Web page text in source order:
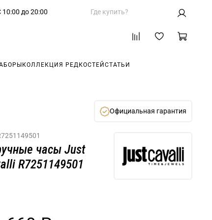
10:00 до 20:00 Где купить?
КОЛЛЕКЦИЯ РЕДКОСТЕЙ СТАТЬИ
Официальная гарантия
часы Just
R7251149501